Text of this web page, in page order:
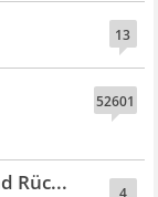
13
52601
Rüc...